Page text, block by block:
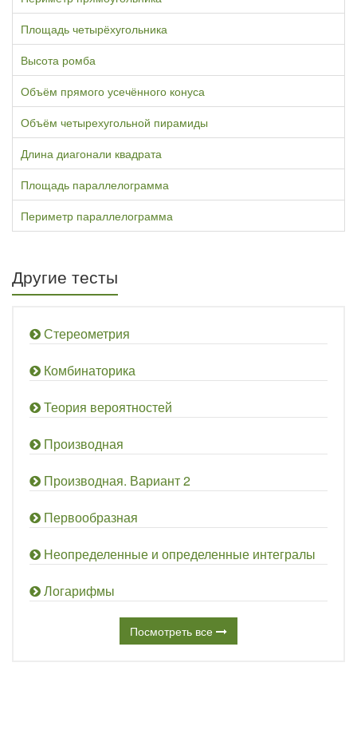
Площадь четырёхугольника
Высота ромба
Объём прямого усечённого конуса
Объём четырехугольной пирамиды
Длина диагонали квадрата
Площадь параллелограмма
Периметр параллелограмма
Другие тесты
Стереометрия
Комбинаторика
Теория вероятностей
Производная
Производная. Вариант 2
Первообразная
Неопределенные и определенные интегралы
Логарифмы
Посмотреть все